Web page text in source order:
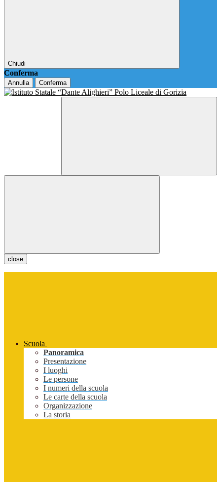
Chiudi
Conferma
Annulla Conferma
close
Scuola
Panoramica
Presentazione
I luoghi
Le persone
I numeri della scuola
Le carte della scuola
Organizzazione
La storia